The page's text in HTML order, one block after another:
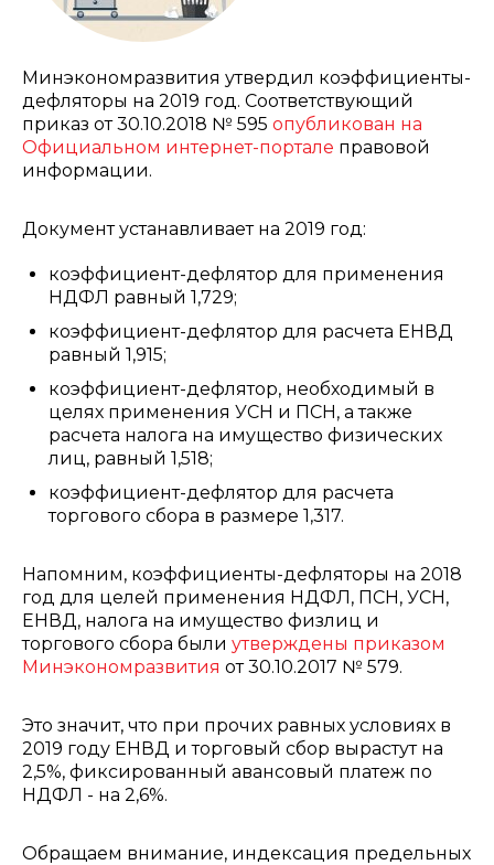
Минэкономразвития утвердил коэффициенты-
дефляторы на 2019 год. Соответствующий
приказ от 30.10.2018 № 595 опубликован на
Официальном интернет-портале правовой
информации.
Документ устанавливает на 2019 год:
коэффициент-дефлятор для применения
НДФЛ равный 1,729;
коэффициент-дефлятор для расчета ЕНВД
равный 1,915;
коэффициент-дефлятор, необходимый в
целях применения УСН и ПСН, а также
расчета налога на имущество физических
лиц, равный 1,518;
коэффициент-дефлятор для расчета
торгового сбора в размере 1,317.
Напомним, коэффициенты-дефляторы на 2018
год для целей применения НДФЛ, ПСН, УСН,
ЕНВД, налога на имущество физлиц и
торгового сбора были утверждены приказом
Минэкономразвития от 30.10.2017 № 579.
Это значит, что при прочих равных условиях в
2019 году ЕНВД и торговый сбор вырастут на
2,5%, фиксированный авансовый платеж по
НДФЛ - на 2,6%.
Обращаем внимание, индексация предельных